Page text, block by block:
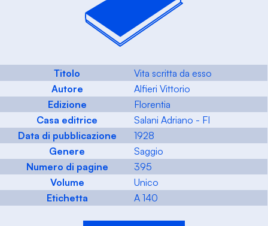
Titolo
Vita scritta da esso
Autore
Alfieri Vittorio
Edizione
Florentia
Casa editrice
Salani Adriano - FI
Data di pubblicazione
1928
Genere
Saggio
Numero di pagine
395
Volume
Unico
Etichetta
A 140